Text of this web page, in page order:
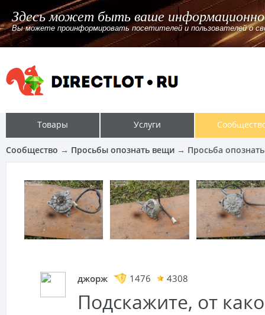
Здесь может быть ваше
Вы можете проинформировать посетителей и пользователей о
Товары Услуги
Сообщество → Просьбы опознать вещи → Просьба
джорж 1476 4308
Подскажите, от